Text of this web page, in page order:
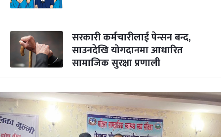
सरकारी कर्मचारीलाई पेन्सन बन्द,
साउनदेखि योगदानमा आधारित
सामाजिक सुरक्षा प्रणाली